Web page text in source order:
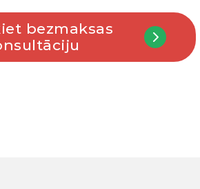
bezmaksas